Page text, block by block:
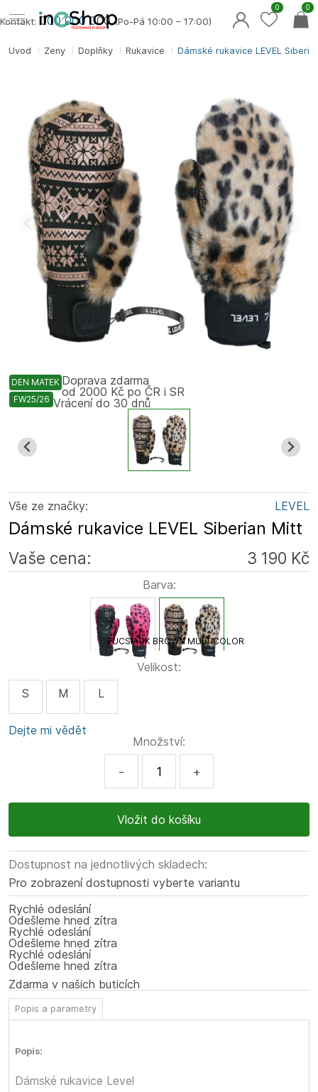
Úvod Ženy Doplňky Rukavice Dámské rukavice LEVEL
DEN MATEK
FW25/26
Vše ze značky: LEVEL
Dámské rukavice LEVEL Siberian Mitt
Vaše cena: 3 190 Kč
Barva:
FUCSIAPK BROWN MULTICOLOR
Velikost:
S
M L
Dejte mi vědět
Množství:
- +
Dostupnost na jednotlivých skladech:
Pro zobrazení dostupnosti vyberte variantu
Rychlé odeslání
Odešleme hned zítra
Rychlé odeslání
Odešleme hned zítra
Rychlé odeslání
Odešleme hned zítra
Doprava zdarma
od 2000 Kč po ČR i SR
Vrácení do 30 dnů
Zdarma v našich buticích
Popis a parametry
Popis:
Dámské rukavice Level
Kontakt: 000 000 000(Po-Pá 10:00 – 17:00)
0
0